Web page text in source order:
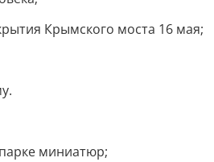
Крымского моста 16 мая;
миниатюр;